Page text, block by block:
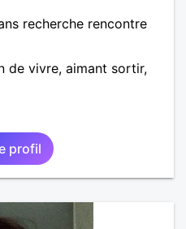
recherche rencontre
de vivre, aimant sortir,
profil